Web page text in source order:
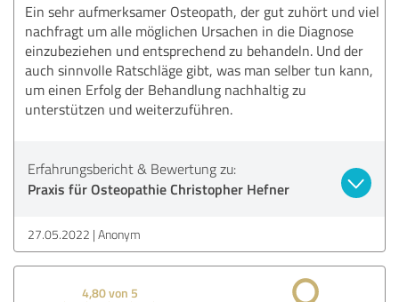
Ein sehr aufmerksamer Osteopath, der gut zuhört und viel
nachfragt um alle möglichen Ursachen in die Diagnose
einzubeziehen und entsprechend zu behandeln. Und der
auch sinnvolle Ratschläge gibt, was man selber tun kann,
um einen Erfolg der Behandlung nachhaltig zu
unterstützen und weiterzuführen.
Erfahrungsbericht & Bewertung zu:
Praxis für Osteopathie Christopher Hefner
27.05.2022 Anonym
4,80 von 5